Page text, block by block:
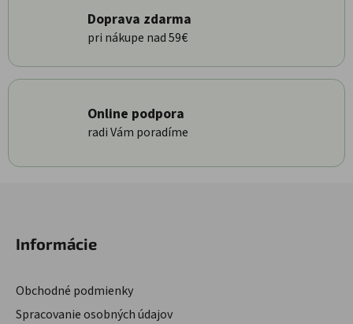
Doprava zdarma
pri nákupe nad 59€
Online podpora
radi Vám poradíme
Informácie
Obchodné podmienky
Spracovanie osobných údajov